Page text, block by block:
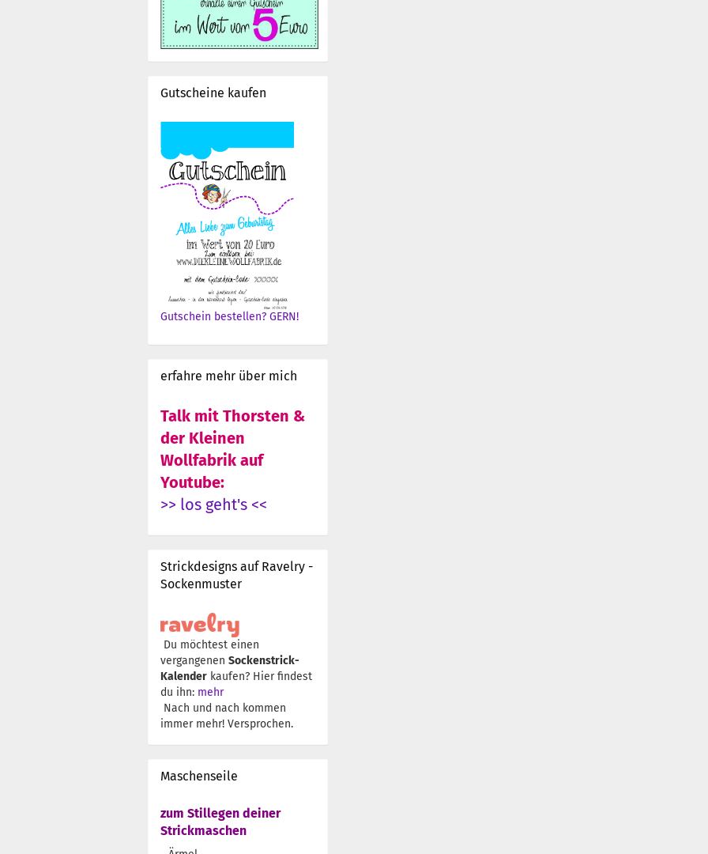
Gutscheine kaufen
Gutschein bestellen? GERN!
erfahre mehr über mich
Talk mit Thorsten &
der Kleinen
Wollfabrik auf
Youtube:
>> los geht's <<
Strickdesigns auf Ravelry -
Sockenmuster
Du möchtest einen
vergangenen Sockenstrick-
Kalender kaufen? Hier findest
du ihn: mehr
Nach und nach kommen
immer mehr! Versprochen.
Maschenseile
zum Stillegen deiner
Strickmaschen